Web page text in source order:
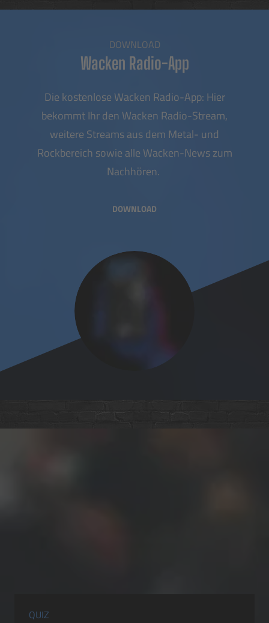
DOWNLOAD
Wacken Radio-App
Die kostenlose Wacken Radio-App: Hier
bekommt Ihr den Wacken Radio-Stream,
weitere Streams aus dem Metal- und
Rockbereich sowie alle Wacken-News zum
Nachhören.
DOWNLOAD
QUIZ